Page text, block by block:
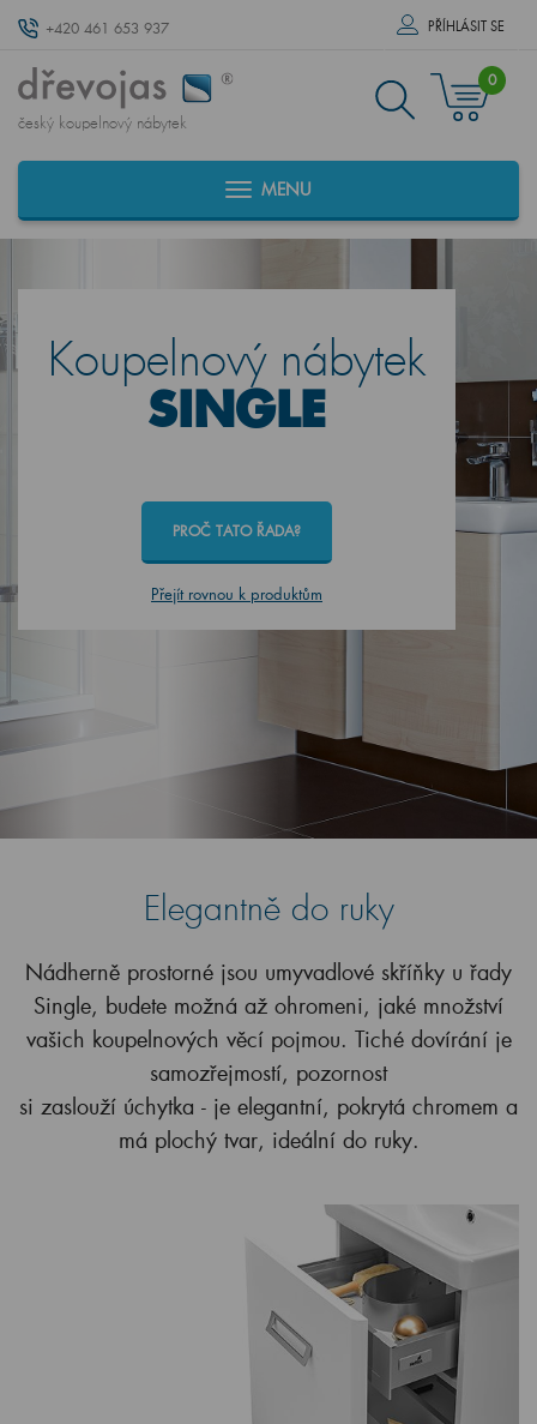
+420 461 653 937 PŘÍHLÁSIT SE
český koupelnový nábytek
0
MENU
Koupelnový nábytek
SINGLE
PROČ TATO ŘADA?
Přejít rovnou k produktům
Elegantně do ruky
Nádherně prostorné jsou umyvadlové skříňky u řady
Single, budete možná až ohromeni, jaké množství
vašich koupelnových věcí pojmou. Tiché dovírání je
samozřejmostí, pozornost
si zaslouží úchytka - je elegantní, pokrytá chromem a
má plochý tvar, ideální do ruky.